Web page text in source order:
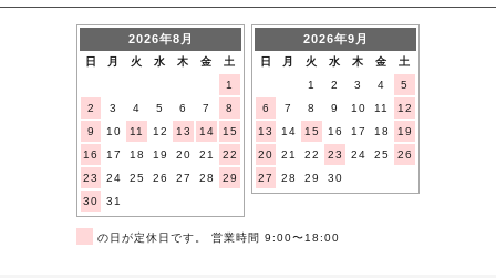
2026年8月
日 月 火 水 木 金
土
1
2
3 4 5 6 7
8
9
10 11 12 13 14
15
16
17 18 19 20 21
22
23
24 25 26 27 28
29
30
31
2026年9月
日 月 火 水 木 金
土
1
2 3 4
5
6
7 8 9 10 11
12
13
14 15 16 17 18
19
20
21 22 23 24 25
26
27
28 29 30
の日が定休日です。 営業時間 9:00〜18:00